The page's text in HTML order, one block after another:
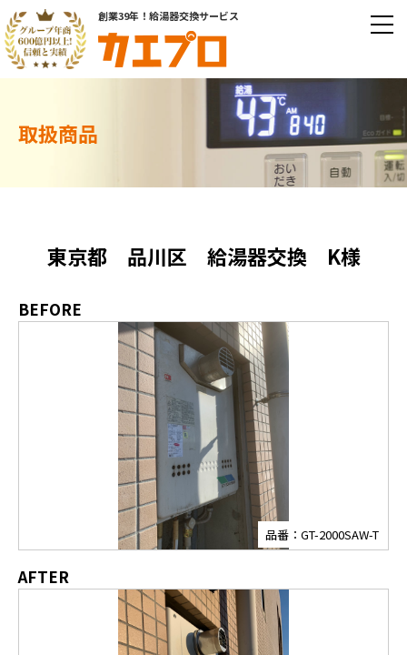
創業39年！給湯器交換サービス
取扱商品
東京都 品川区 給湯器交換 K様
BEFORE
品番：GT-2000SAW-T
AFTER